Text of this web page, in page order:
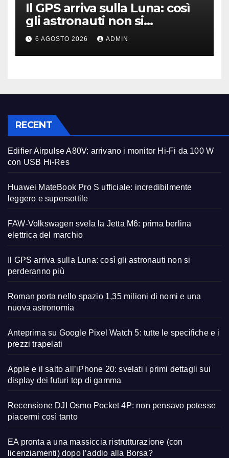
Il GPS arriva sulla Luna: così
gli astronauti non si
perderanno più
6 AGOSTO 2026 ADMIN
RECENT
Edifier Airpulse A80V: arrivano i monitor Hi-Fi da 100 W
con USB Hi-Res
Huawei MateBook Pro S ufficiale: incredibilmente
leggero e supersottile
FAW-Volkswagen svela la Jetta M6: prima berlina
elettrica del marchio
Il GPS arriva sulla Luna: così gli astronauti non si
perderanno più
Roman porta nello spazio 1,35 milioni di nomi e una
nuova astronomia
Anteprima su Google Pixel Watch 5: tutte le specifiche e i
prezzi trapelati
Apple e il salto all’iPhone 20: svelati i primi dettagli sui
display dei futuri top di gamma
Recensione DJI Osmo Pocket 4P: non pensavo potesse
piacermi così tanto
EA pronta a una massiccia ristrutturazione (con
licenziamenti) dopo l’addio alla Borsa?